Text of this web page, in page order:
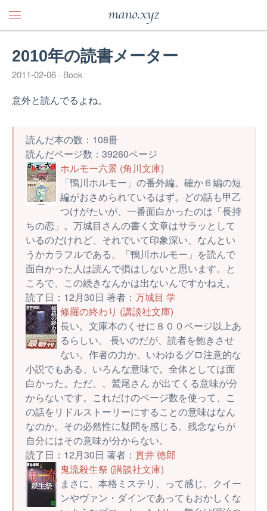
mano.xyz
2010年の読書メーター
2011-02-06 Book
意外と読んでるよね。
読んだ本の数：108冊
読んだページ数：39260ページ
ホルモー六景 (角川文庫)
「鴨川ホルモー」の番外編。確か６編の短
編がおさめられているはず。どの話も甲乙
つけがたいが、一番面白かったのは「長持
ちの恋」。万城目さんの書く文章はサラッとして
いるのだけれど、それでいて印象深い、なんとい
うかカラフルである。「鴨川ホルモー」を読んで
面白かった人は読んで損はしないと思います。と
ころで、この続きなんかは出ないんですかねえ。
読了日：12月30日 著者： 万城目 学
修羅の終わり (講談社文庫)
長い。文庫本のくせに８００ページ以上あ
るらしい。 長いのだが、読者を飽きさせ
ない。作者の力か。いわゆるグロ注意的な
小説でもある、いろんな意味で。全体としては面
白かった。ただ、、鷲尾さん が出てくる意味が分
からないです。これだけのページ数を使って、こ
の話をリドルストーリーにすることの意味はなん
なのか。その必然性に疑問を感じる。残念ならが
自分にはその意味が分からない。
読了日：12月30日 著者： 貫井 徳郎
鬼流殺生祭 (講談社文庫)
まさに、本格ミステリ、って感じ。クイー
ンやヴァン・ダインであってもおかしくな